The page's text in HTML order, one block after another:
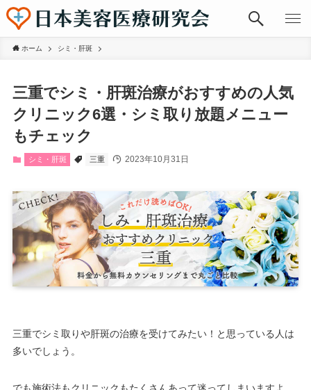
ホーム シミ・肝斑
三重でシミ・肝斑治療がおすすめの人気
クリニック6選・シミ取り放題メニュー
もチェック
シミ・肝斑 三重 2023年10月31日
三重でシミ取りや肝斑の治療を受けてみたい！と思っている人は
多いでしょう。